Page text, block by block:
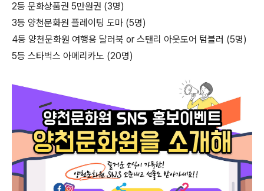
2등 문화상품권 5만원권 (3명)
3등 양천문화원 플레이팅 도마 (5명)
4등 양천문화원 여행용 달러북 or 스탠리 아웃도어 텀블러 (5명)
5등 스타벅스 아메리카노 (20명)